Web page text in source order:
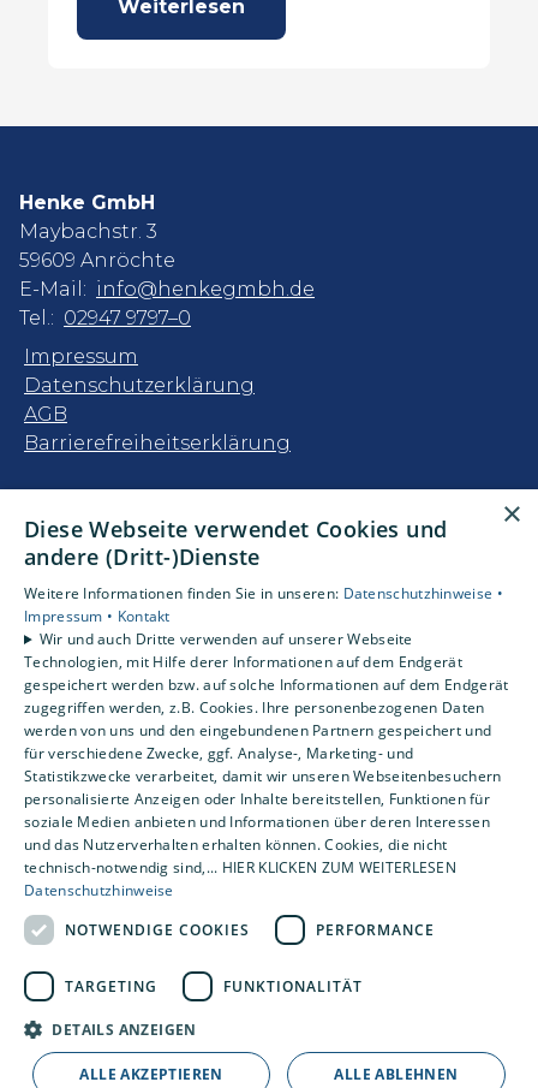
Weiterlesen
Henke GmbH
Maybachstr. 3
59609 Anröchte
E-Mail: info@henkegmbh.de
Tel.: 02947 9797–0
Impressum
Datenschutzerklärung
AGB
Barrierefreiheitserklärung
Privatkunden
Gewerbekunden
Karriere
Unternehmen
Kontakt
Um externe HTML-Inhalte anzuzeigen,
benötigen wir Ihre Einwilligung.
Weitere Informationen finden Sie in unserer
Datenschutzerklärung.
Cookie-Einstellungen öffnen
×
Diese Webseite verwendet Cookies und
andere (Dritt-)Dienste
Weitere Informationen finden Sie in unseren: Datenschutzhinweise •
Impressum • Kontakt
Wir und auch Dritte verwenden auf unserer Webseite
Technologien, mit Hilfe derer Informationen auf dem Endgerät
gespeichert werden bzw. auf solche Informationen auf dem Endgerät
zugegriffen werden, z.B. Cookies. Ihre personenbezogenen Daten
werden von uns und den eingebundenen Partnern gespeichert und
für verschiedene Zwecke, ggf. Analyse-, Marketing- und
Statistikzwecke verarbeitet, damit wir unseren Webseitenbesuchern
personalisierte Anzeigen oder Inhalte bereitstellen, Funktionen für
soziale Medien anbieten und Informationen über deren Interessen
und das Nutzerverhalten erhalten können. Cookies, die nicht
technisch-notwendig sind,... HIER KLICKEN ZUM WEITERLESEN
Datenschutzhinweise
NOTWENDIGE COOKIES
PERFORMANCE
TARGETING FUNKTIONALITÄT
DETAILS ANZEIGEN
ALLE AKZEPTIEREN ALLE ABLEHNEN